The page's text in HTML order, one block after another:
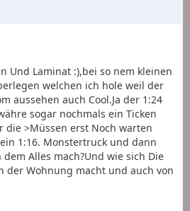
Und Laminat :),bei so nem kleinen
welchen ich hole weil der
aussehen auch Cool.Ja der 1:24
sogar nochmals ein Ticken
die >Müssen erst Noch warten
1:16. Monstertruck und dann
Alles mach?Und wie sich Die
der Wohnung macht und auch von